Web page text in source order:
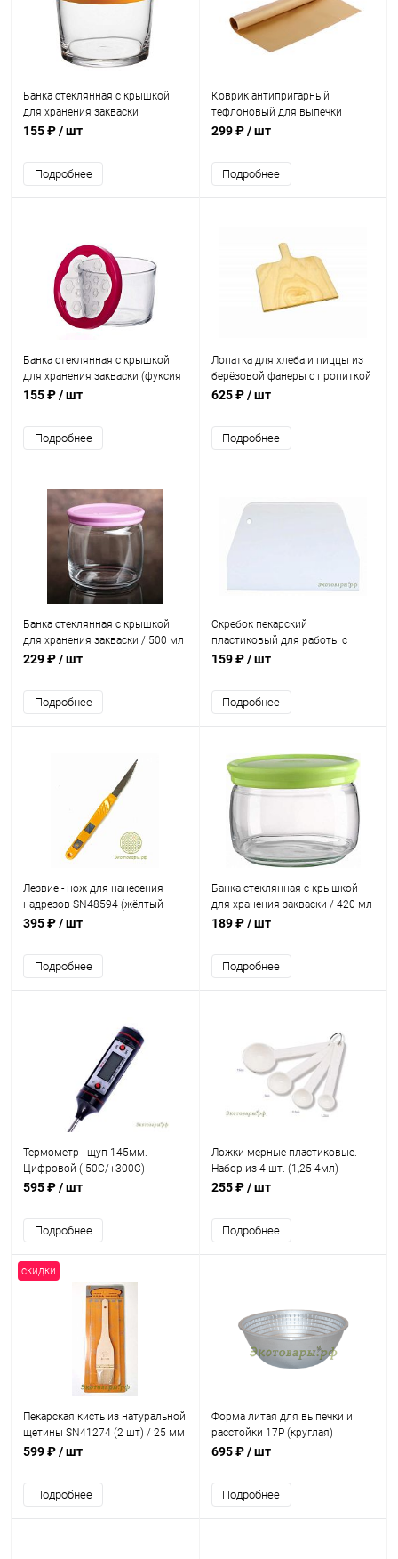
Банка стеклянная с крышкой
для хранения закваски
(оранжевая крышка) / 220 мл
155 ₽/ шт
Подробнее
Коврик антипригарный
тефлоновый для выпечки
(33х40 см) арт. ТК3340
299 ₽/ шт
Подробнее
Банка стеклянная с крышкой
для хранения закваски (фуксия
крышка) / 220 мл
155 ₽/ шт
Подробнее
Лопатка для хлеба и пиццы из
берёзовой фанеры с пропиткой
(30х30 см)
625 ₽/ шт
Подробнее
Банка стеклянная с крышкой
для хранения закваски / 500 мл
229 ₽/ шт
Подробнее
Скребок пекарский
пластиковый для работы с
тестом (жёсткий) SN4052
159 ₽/ шт
Подробнее
Лезвие - нож для нанесения
надрезов SN48594 (жёлтый
пластик, сталь) / 150х9мм
395 ₽/ шт
Подробнее
Банка стеклянная с крышкой
для хранения закваски / 420 мл
189 ₽/ шт
Подробнее
Термометр - щуп 145мм.
Цифровой (-50С/+300С)
595 ₽/ шт
Подробнее
Ложки мерные пластиковые.
Набор из 4 шт. (1,25-4мл)
255 ₽/ шт
Подробнее
скидки
Пекарская кисть из натуральной
щетины SN41274 (2 шт) / 25 мм
599 ₽/ шт
Подробнее
Форма литая для выпечки и
расстойки 17Р (круглая)
(190х100х70 мм)
695 ₽/ шт
Подробнее